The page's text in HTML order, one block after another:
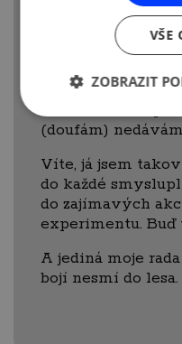
Zkušenosti jsou
každý zažít sám,
cestu. Nikdy jsem
to co je v mých
si pár věcí už
(doufám)
Víte, já jsem
do každé
do zajímavých
experimentu. Buď
A jediná moje
bojí nesmí do lesa.
VŠE
ZOBRAZIT